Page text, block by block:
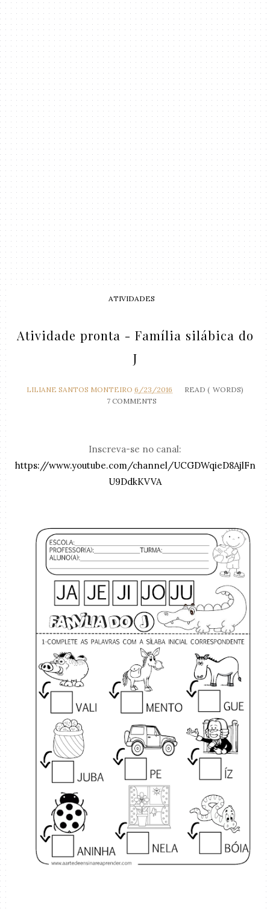
ATIVIDADES
Atividade pronta - Família silábica do
J
LILIANE SANTOS MONTEIRO 6/23/2016 READ ( WORDS)
7 COMMENTS
Inscreva-se no canal:
https://www.youtube.com/channel/UCGDWqieD8AjlFn
U9DdkKVVA